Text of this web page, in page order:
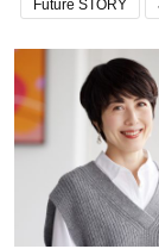
Future STORY